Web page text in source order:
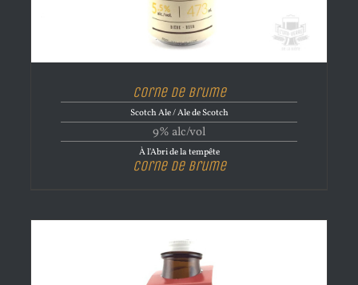
Corne de brume
Scotch Ale / Ale de Scotch
9% alc/vol
À l'Abri de la tempête
Corne de brume